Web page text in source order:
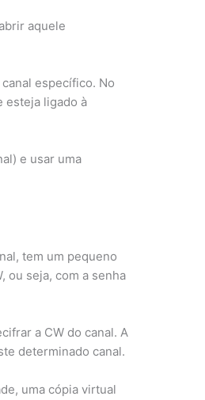
aquele
específico. No
esteja ligado à
e usar uma
tem um pequeno
ou seja, com a senha
a CW do canal. A
determinado canal.
uma cópia virtual